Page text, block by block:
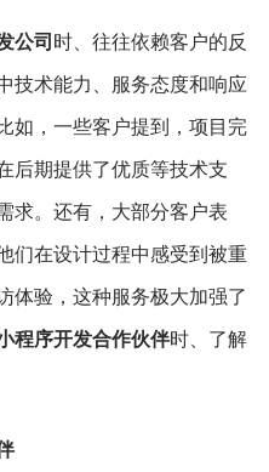
公司 时、往往依赖客户的反
技术能力、服务态度和响应
如，一些客户提到，项目完
后期提供了优质等技术支
求。还有，大部分客户表
们在设计过程中感受到被重
体验，这种服务极大加强了
程序开发合作伙伴时、了解